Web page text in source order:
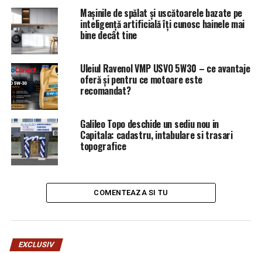
URMATORUL
Ciudățeniile de după proteste – Comisarul de Prahova
NU RATATI
EXPLOZIV/PROCURORUL MARIANA ALEXANDRU SI
GRUPAREA MAFIOTA SRI-DNA – Comisarul de Prahova
Mașinile de spălat și uscătoarele bazate pe
inteligență artificială îți cunosc hainele mai
bine decât tine
Uleiul Ravenol VMP USVO 5W30 – ce avantaje
oferă și pentru ce motoare este
recomandat?
Galileo Topo deschide un sediu nou in
Capitala: cadastru, intabulare si trasari
topografice
COMENTEAZA SI TU
EXCLUSIV